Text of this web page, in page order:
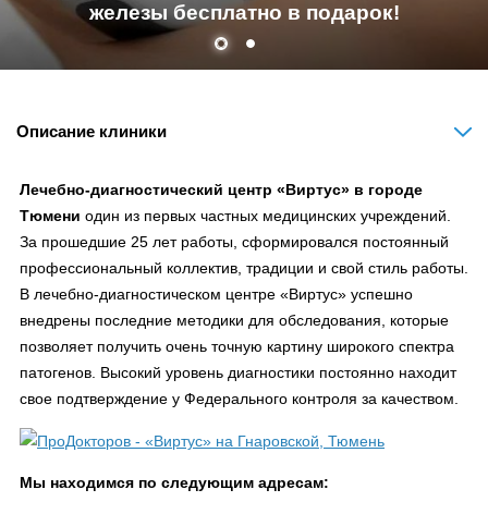
железы бесплатно в подарок!
Описание клиники
Лечебно-диагностический центр «Виртус» в городе
Тюмени один из первых частных медицинских учреждений.
За прошедшие 25 лет работы, сформировался постоянный
профессиональный коллектив, традиции и свой стиль работы.
В лечебно-диагностическом центре «Виртус» успешно
внедрены последние методики для обследования, которые
позволяет получить очень точную картину широкого спектра
патогенов. Высокий уровень диагностики постоянно находит
свое подтверждение у Федерального контроля за качеством.
Мы находимся по следующим адресам: